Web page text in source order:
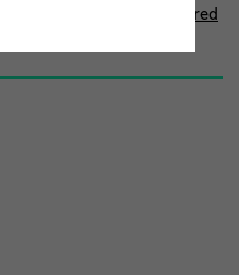
to indicate courses offered